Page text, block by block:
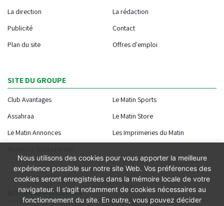
La direction
La rédaction
Publicité
Contact
Plan du site
Offres d'emploi
SITE DU GROUPE
Club Avantages
Le Matin Sports
Assahraa
Le Matin Store
Le Matin Annonces
Les Imprimeries du Matin
NOTRE APPLICATION
Nous utilisons des cookies pour vous apporter la meilleure
expérience possible sur notre site Web. Vos préférences des
cookies seront enregistrées dans la mémoire locale de votre
navigateur. Il s’agit notamment de cookies nécessaires au
fonctionnement du site. En outre, vous pouvez décider